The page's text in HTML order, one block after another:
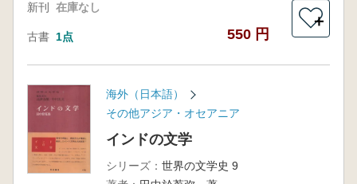
新刊 在庫なし
古書 1点 550 円
＋
海外（日本語）
その他アジア・オセアニア
インドの文学
シリーズ： 世界の文学史 9